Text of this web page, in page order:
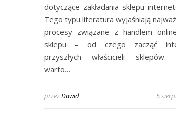
dotyczące zakładania sklepu
Tego typu literatura wyjaśniają
procesy związane z handlem
sklepu – od czego zacząć
przyszłych właścicieli sklepów.
warto…
przezDawid 5